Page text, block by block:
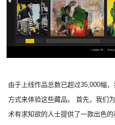
由于上线作品总数已超过35,000幅
方式来体验这些藏品。 首先，我们
术有求知欲的人士提供了一款出色